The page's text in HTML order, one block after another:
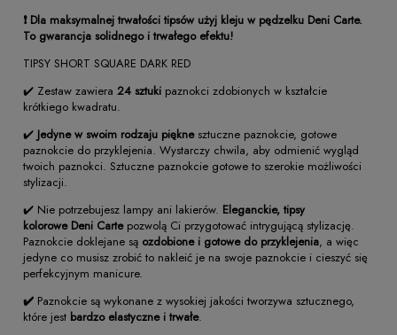
❗ Dla maksymalnej trwałości tipsów użyj kleju w pędzelku Deni Carte.
To gwarancja solidnego i trwałego efektu!
TIPSY SHORT SQUARE DARK RED
✔️ Zestaw zawiera 24 sztuki paznokci zdobionych w kształcie
krótkiego kwadratu.
✔️ Jedyne w swoim rodzaju pięknesztuczne paznokcie, gotowe
paznokcie do przyklejenia. Wystarczy chwila, aby odmienić wygląd
twoich paznokci. Sztuczne paznokcie gotowe to szerokie możliwości
stylizacji.
✔️ Nie potrzebujesz lampy ani lakierów. Eleganckie, tipsy
koloroweDeni Cartepozwolą Ci przygotować intrygującą stylizację.
Paznokcie doklejane są ozdobione i gotowe do przyklejenia, a więc
jedyne co musisz zrobić to nakleić je na swoje paznokcie i cieszyć się
perfekcyjnym manicure.
✔️ Paznokcie są wykonane z wysokiej jakości tworzywa sztucznego,
które jest bardzo elastyczne i trwałe.